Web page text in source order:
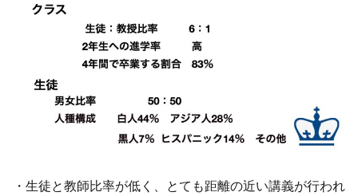
・生徒と教師比率が低く、とても距離の近い講義が行われ